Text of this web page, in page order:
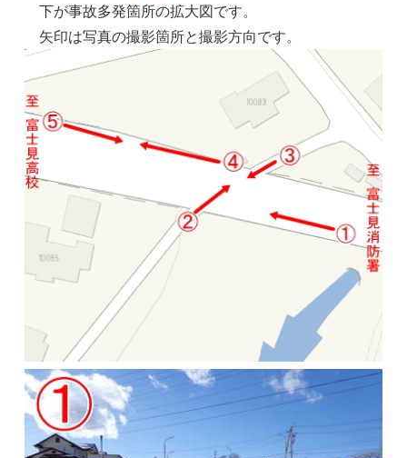
下が事故多発箇所の拡大図です。
矢印は写真の撮影箇所と撮影方向です。